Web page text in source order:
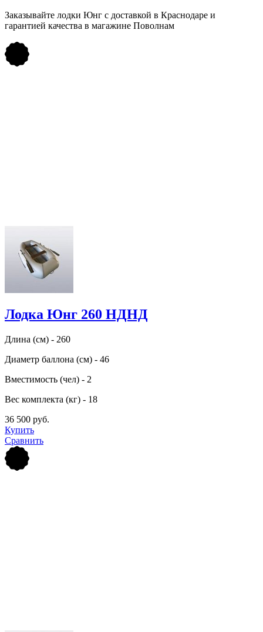
Лодка Юнг 260 НДНД
Длина (см) - 260
Диаметр баллона (см) - 46
Вместимость (чел) - 2
Вес комплекта (кг) - 18
36 500 руб.
Купить
Сравнить
Заказывайте лодки Юнг с доставкой в Краснодаре и
гарантией качества в магажине Поволнам